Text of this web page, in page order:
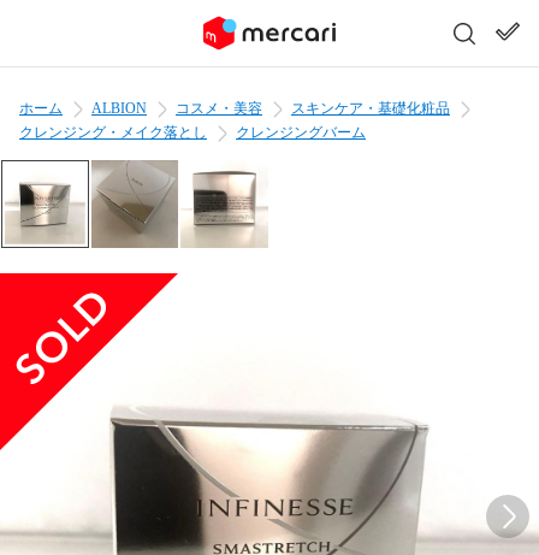
ホーム ALBION コスメ・美容
スキンケア・基礎化粧品
クレンジング・メイク落とし
クレンジングバーム